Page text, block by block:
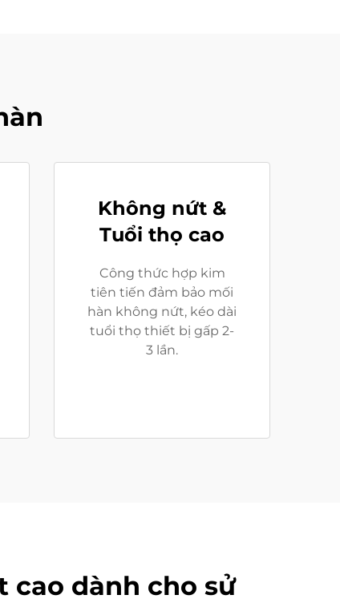
Không nứt &
Tuổi thọ cao
Công thức hợp kim
tiên tiến đảm bảo mối
hàn không nứt, kéo dài
tuổi thọ thiết bị gấp 2-
3 lần.
cao dành cho sử